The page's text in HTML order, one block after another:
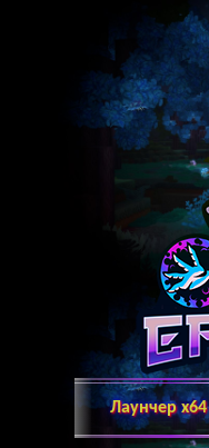
Лаунчер х64